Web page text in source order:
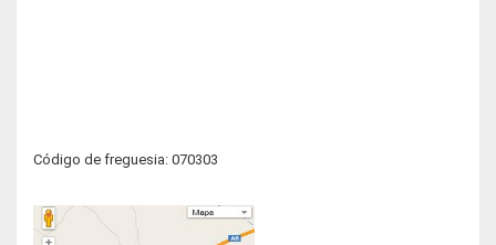
Código de freguesia: 070303